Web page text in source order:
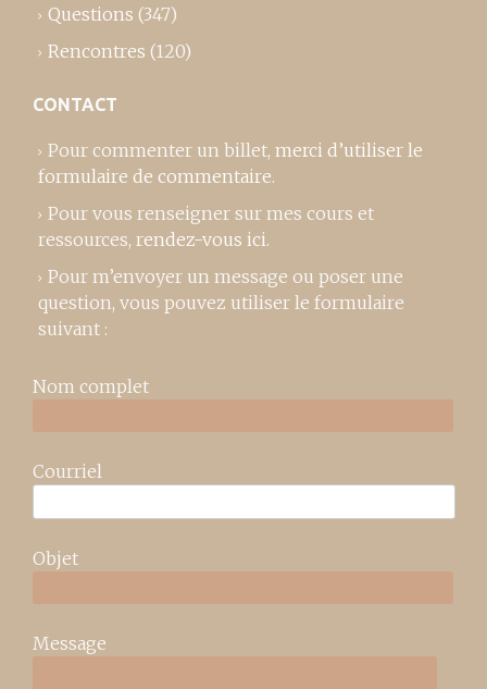
Questions (347)
Rencontres (120)
CONTACT
Pour commenter un billet, merci d’utiliser le
formulaire de commentaire.
Pour vous renseigner sur mes cours et
ressources, rendez-vous ici.
Pour m’envoyer un message ou poser une
question, vous pouvez utiliser le formulaire
suivant :
Nom complet
Courriel
Objet
Message